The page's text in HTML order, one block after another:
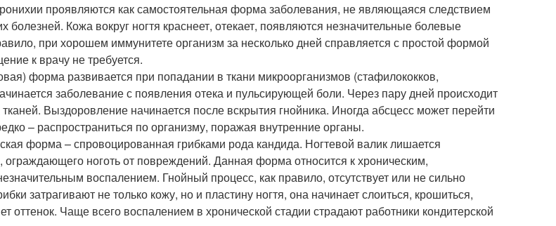
проявляются как самостоятельная форма заболевания, не являющаяся следствием
болезней. Кожа вокруг ногтя краснеет, отекает, появляются незначительные болевые
при хорошем иммунитете организм за несколько дней справляется с простой формой
к врачу не требуется.
форма развивается при попадании в ткани микроорганизмов (стафилококков,
заболевание с появления отека и пульсирующей боли. Через пару дней происходит
тканей. Выздоровление начинается после вскрытия гнойника. Иногда абсцесс может перейти
– распространиться по организму, поражая внутренние органы.
форма – спровоцированная грибками рода кандида. Ногтевой валик лишается
ограждающего ноготь от повреждений. Данная форма относится к хроническим,
воспалением. Гнойный процесс, как правило, отсутствует или не сильно
затрагивают не только кожу, но и пластину ногтя, она начинает слоиться, крошиться,
оттенок. Чаще всего воспалением в хронической стадии страдают работники кондитерской